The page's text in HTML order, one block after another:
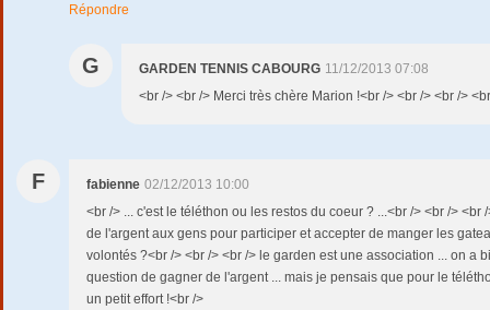
Répondre
G GARDEN TENNIS CABOURG 11/12/2013 07:08
<br /> <br /> Merci très chère Marion !<br /> <br /> <br />
F fabienne 02/12/2013 10:00
<br /> ... c'est le téléthon ou les restos du coeur ? ...<br /> <br />
de l'argent aux gens pour participer et accepter de manger les
volontés ?<br /> <br /> <br /> le garden est une association ... on a
question de gagner de l'argent ... mais je pensais que pour le
un petit effort !<br />